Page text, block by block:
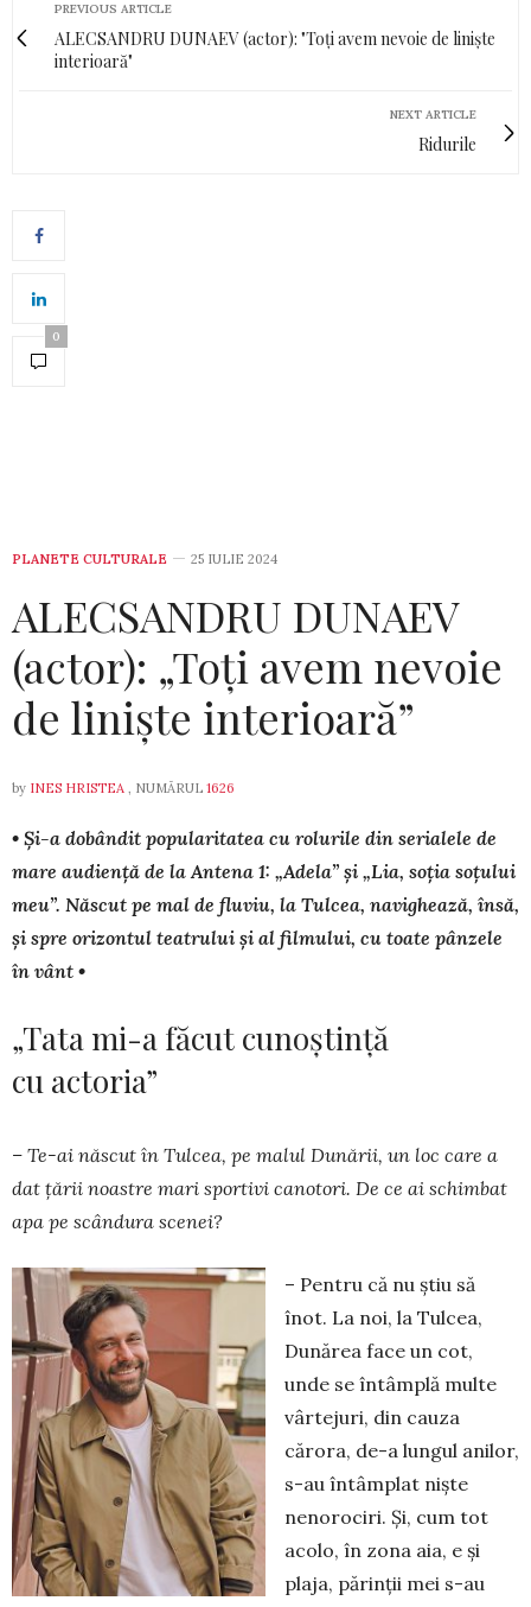
PREVIOUS ARTICLE
ALECSANDRU DUNAEV (actor): "Toți avem nevoie de liniște
interioară"
NEXT ARTICLE
Ridurile
0
PLANETE CULTURALE 25 IULIE 2024
ALECSANDRU DUNAEV
(actor): „Toți avem nevoie
de liniște interioară”
by INES HRISTEA , NUMĂRUL 1626
• Și-a dobândit popularitatea cu rolurile din serialele de
mare audiență de la Antena 1: „Adela” și „Lia, soția soțului
meu”. Născut pe mal de fluviu, la Tulcea, navighează, însă,
și spre orizontul teatrului și al filmului, cu toate pânzele
în vânt •
„Tata mi-a făcut cunoștință
cu actoria”
– Te-ai născut în Tulcea, pe malul Dunării, un loc care a
dat ţării noastre mari sportivi canotori. De ce ai schimbat
apa pe scândura scenei?
– Pentru că nu știu să
înot. La noi, la Tulcea,
Dunărea face un cot,
unde se întâmplă multe
vârtejuri, din cauza
cărora, de-a lungul anilor,
s-au întâmplat nişte
nenorociri. Şi, cum tot
acolo, în zona aia, e şi
plaja, părinţii mei s-au